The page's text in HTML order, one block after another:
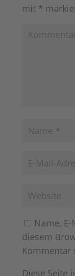
mit *
Name,
diesem
Kommentar
Diese Seite